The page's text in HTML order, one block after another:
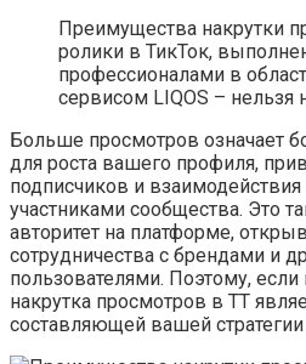
Преимущества накрутки
ролики в ТикТок,
профессионалами в
сервисом LIQOS – нельзя
Больше просмотров означает
для роста вашего профиля,
подписчиков и
участниками сообщества. Это
авторитет на платформе,
сотрудничества с брендами и
пользователями. Поэтому,
накрутка просмотров в ТТ
составляющей вашей стратегии